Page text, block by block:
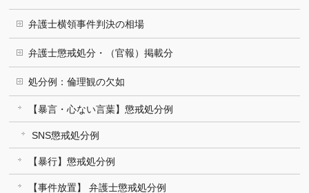
弁護士横領事件判決の相場
弁護士懲戒処分・（官報）掲載分
処分例：倫理観の欠如
【暴言・心ない言葉】懲戒処分例
SNS懲戒処分例
【暴行】懲戒処分例
【事件放置】 弁護士懲戒処分例